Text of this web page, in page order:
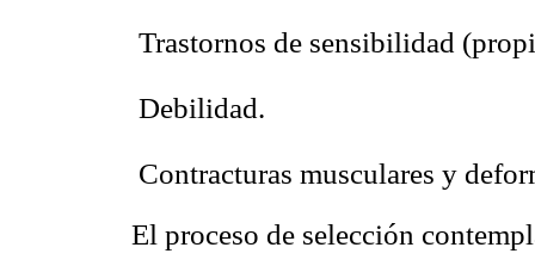
 Trastornos de sensibilidad
 Debilidad.
 Contracturas musculares y
El proceso de selección